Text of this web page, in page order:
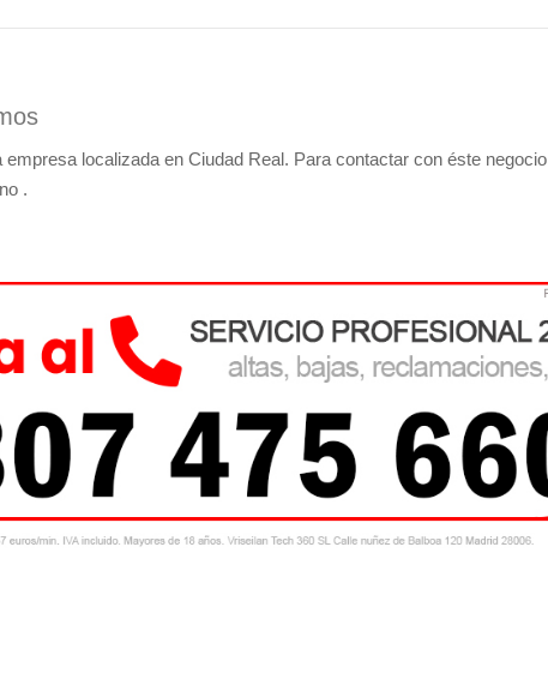
empresa localizada en Ciudad Real. Para contactar con éste negocio
.